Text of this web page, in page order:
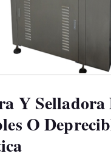
Y Selladora
O